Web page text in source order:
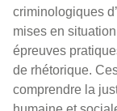
criminologiques
mises en
épreuves
de rhétorique.
comprendre la